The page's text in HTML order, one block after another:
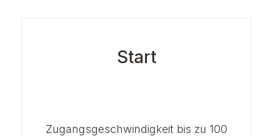
Start
Zugangsgeschwindigkeit bis zu 100